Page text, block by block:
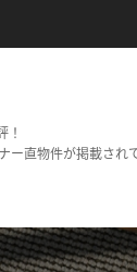
！
直物件が掲載され